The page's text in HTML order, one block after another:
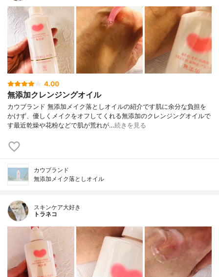
4.00
無添加クレンジングオイル
カウブランド 無添加メイク落としオイルの紹介です肌に余分な負担を
かけず、優しくメイクをオフしてくれる無添加のクレンジングオイルで
す最近乾燥や花粉などで肌が荒れが…続きを見る
カウブランド
無添加メイク落としオイル
スキンケア大好き
トラネコ